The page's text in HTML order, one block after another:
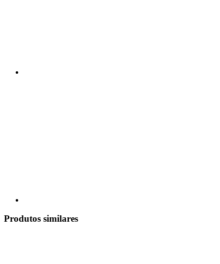
Produtos similares